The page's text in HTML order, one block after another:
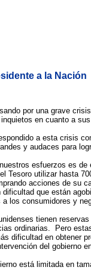
a la Nación
por una grave crisis
en cuanto a
a esta crisis con
y audaces para
esfuerzos es de
Tesoro utilizar hasta
acciones de su
dificultad que están
los consumidores y
tienen reservas en
ordinarias. Pero
dificultad en obtener
del gobierno
limitada en